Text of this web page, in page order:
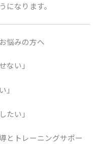
なります。
悩みの方へ
ない」
」
たい」
とトレーニングサポー